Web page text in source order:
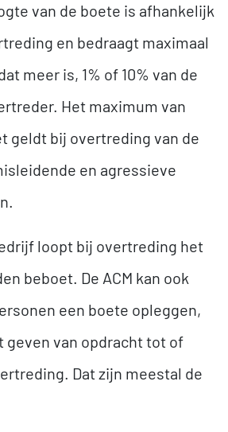
van de boete is afhankelijk
en bedraagt maximaal
meer is, 1% of 10% van de
Het maximum van
geldt bij overtreding van de
en agressieve
loopt bij overtreding het
beboet. De ACM kan ook
een boete opleggen,
geven van opdracht tot of
Dat zijn meestal de